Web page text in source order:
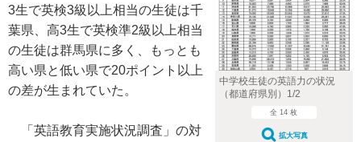
中学校生徒の英語力の状況
（都道府県別）1/2
全 14 枚
拡大写真
3生で英検3級以上相当の生徒は千
葉県、高3生で英検準2級以上相当
の生徒は群馬県に多く、もっとも
高い県と低い県で20ポイント以上
の差が生まれていた。
「英語教育実施状況調査」の対